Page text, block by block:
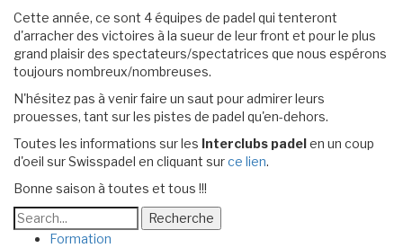
Cette année, ce sont 4 équipes de padel qui tenteront
d'arracher des victoires à la sueur de leur front et pour le plus
grand plaisir des spectateurs/spectatrices que nous espérons
toujours nombreux/nombreuses.
N'hésitez pas à venir faire un saut pour admirer leurs
prouesses, tant sur les pistes de padel qu'en-dehors.
Toutes les informations sur les Interclubs padelen un coup
d'oeil sur Swisspadel en cliquant surce lien.
Bonne saison à toutes et tous !!!
Recherche
Formation